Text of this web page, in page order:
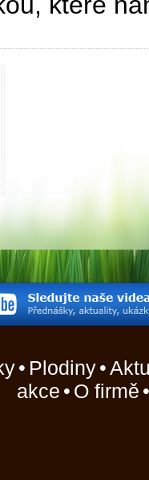
• Plodiny•
akce • O firmě •